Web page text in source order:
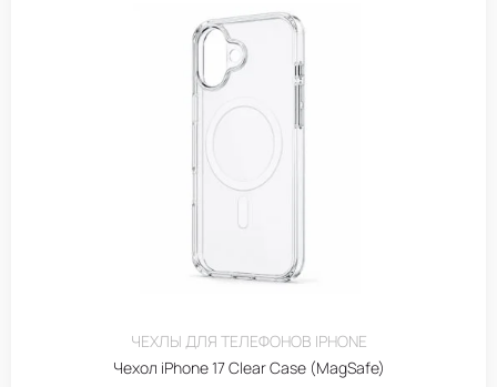
ЧЕХЛЫ ДЛЯ ТЕЛЕФОНОВ IPHONE
Чехол iPhone 17 Clear Case (MagSafe)